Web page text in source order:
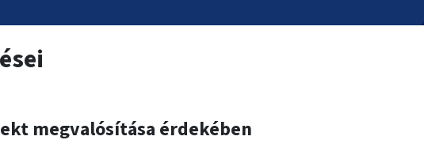
megvalósítása érdekében